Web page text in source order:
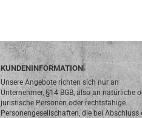
KUNDENINFORMATION
Unsere Angebote richten sich nur an
Unternehmer, §14 BGB, also an natürliche
juristische Personen oder rechtsfähige
Personengesellschaften, die bei Abschluss